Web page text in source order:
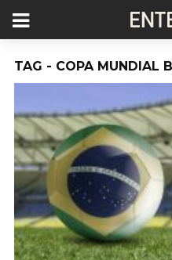
TAG - COPA MUNDIAL